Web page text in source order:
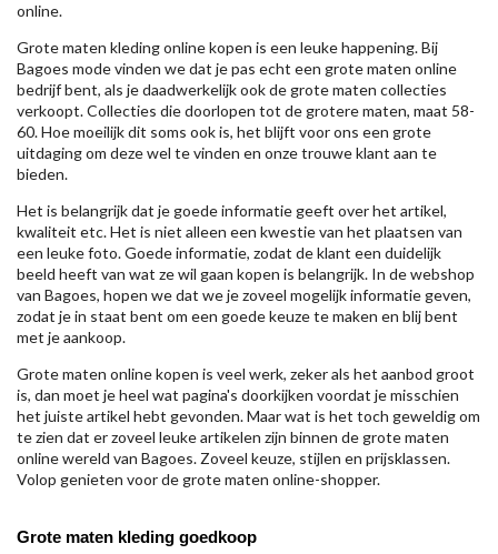
online.
Grote maten kleding online kopen is een leuke happening. Bij
Bagoes mode vinden we dat je pas echt een grote maten online
bedrijf bent, als je daadwerkelijk ook de grote maten collecties
verkoopt. Collecties die doorlopen tot de grotere maten, maat 58-
60. Hoe moeilijk dit soms ook is, het blijft voor ons een grote
uitdaging om deze wel te vinden en onze trouwe klant aan te
bieden.
Het is belangrijk dat je goede informatie geeft over het artikel,
kwaliteit etc. Het is niet alleen een kwestie van het plaatsen van
een leuke foto. Goede informatie, zodat de klant een duidelijk
beeld heeft van wat ze wil gaan kopen is belangrijk. In de webshop
van Bagoes, hopen we dat we je zoveel mogelijk informatie geven,
zodat je in staat bent om een goede keuze te maken en blij bent
met je aankoop.
Grote maten online kopen is veel werk, zeker als het aanbod groot
is, dan moet je heel wat pagina's doorkijken voordat je misschien
het juiste artikel hebt gevonden. Maar wat is het toch geweldig om
te zien dat er zoveel leuke artikelen zijn binnen de grote maten
online wereld van Bagoes. Zoveel keuze, stijlen en prijsklassen.
Volop genieten voor de grote maten online-shopper.
Grote maten kleding goedkoop